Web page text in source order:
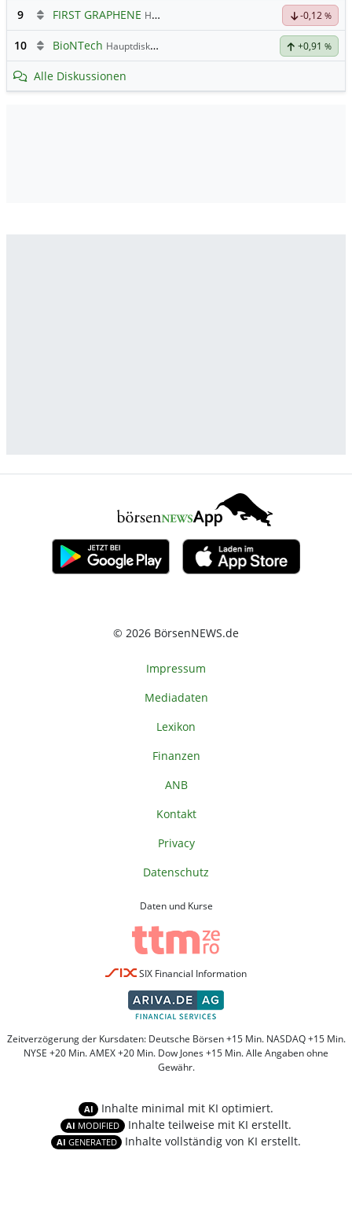
9 FIRST GRAPHENE Hauptdiskussion -0,12 %
10 BioNTech Hauptdiskussion +0,91 %
Alle Diskussionen
© 2026 BörsenNEWS.de
Impressum
Mediadaten
Lexikon
Finanzen
ANB
Kontakt
Privacy
Datenschutz
Daten und Kurse
SIX Financial Information
Zeitverzögerung der Kursdaten: Deutsche Börsen +15 Min. NASDAQ +15 Min.
NYSE +20 Min. AMEX +20 Min. Dow Jones +15 Min. Alle Angaben ohne
Gewähr.
AI Inhalte minimal mit KI optimiert.
AI MODIFIED Inhalte teilweise mit KI erstellt.
AI GENERATED Inhalte vollständig von KI erstellt.